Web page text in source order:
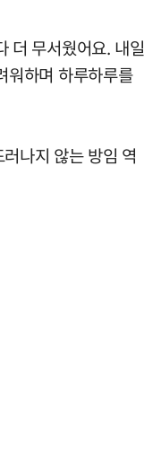
더 무서웠어요. 내일
워하며 하루하루를
나지 않는 방임 역